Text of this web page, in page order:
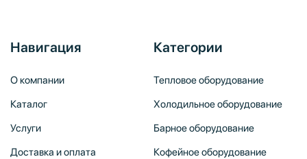
Навигация
О компании
Каталог
Услуги
Доставка и оплата
Категории
Тепловое оборудование
Холодильное оборудование
Барное оборудование
Кофейное оборудование